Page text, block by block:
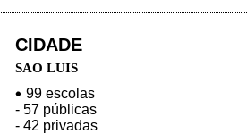
CIDADE
SAO LUIS
99 escolas
- 57 públicas
- 42 privadas